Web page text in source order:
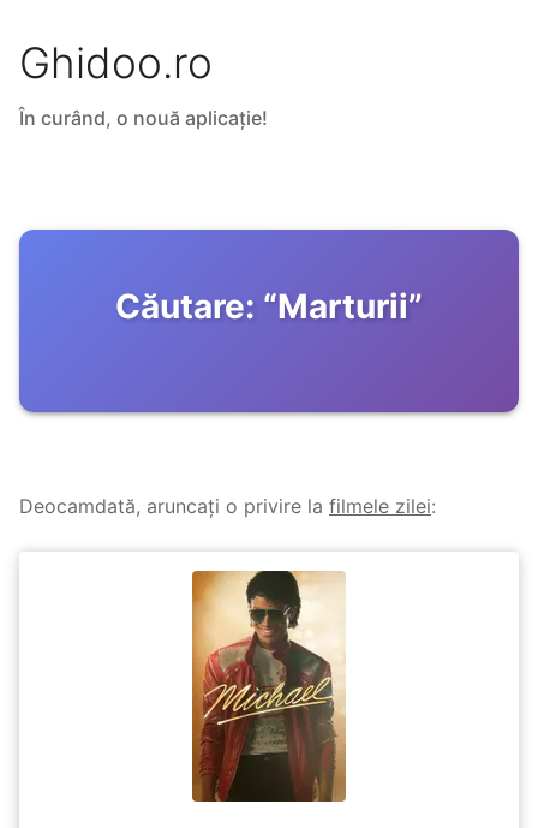
Ghidoo.ro
În curând, o nouă aplicație!
Căutare: “Marturii”
Deocamdată, aruncați o privire la filmele zilei: